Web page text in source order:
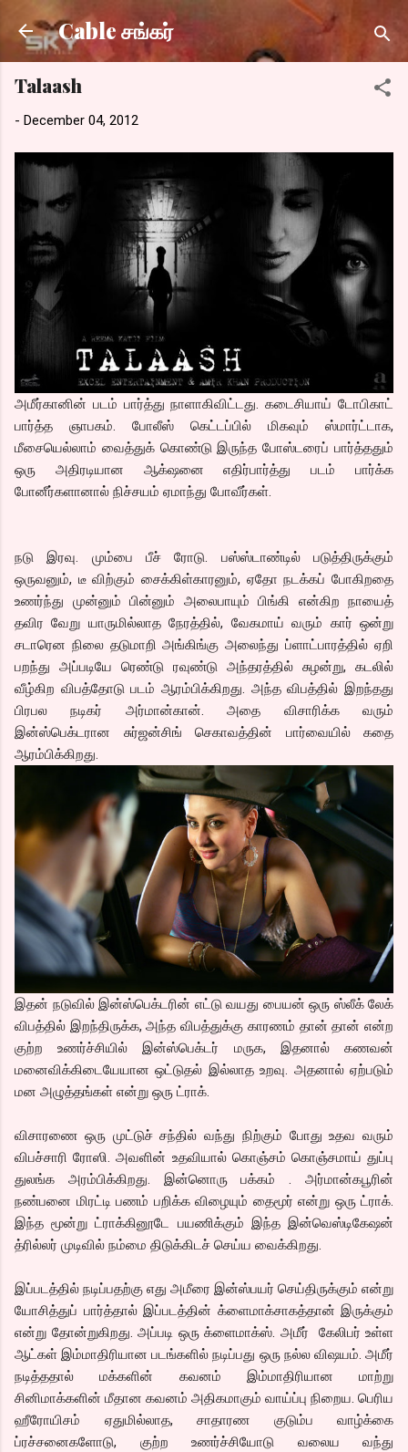
Skip to main content
Cable சங்கர்
Talaash
- December 04, 2012
அமீர்கானின் படம் பார்த்து நாளாகிவிட்டது. கடைசியாய் டோபிகாட்
பார்த்த ஞாபகம். போலீஸ் கெட்டப்பில் மிகவும் ஸ்மார்ட்டாக,
மீசையெல்லாம் வைத்துக் கொண்டு இருந்த போஸ்டரைப் பார்த்ததும்
ஒரு அதிரடியான ஆக்‌ஷனை எதிர்பார்த்து படம் பார்க்க
போனீர்களானால் நிச்சயம் ஏமாந்து போவீர்கள்.
நடு இரவு. மும்பை பீச் ரோடு. பஸ்ஸ்டாண்டில் படுத்திருக்கும்
ஒருவனும், டீ விற்கும் சைக்கிள்காரனும், ஏதோ நடக்கப் போகிறதை
உணர்ந்து முன்னும் பின்னும் அலைபாயும் பிங்கி என்கிற நாயைத்
தவிர வேறு யாருமில்லாத நேரத்தில், வேகமாய் வரும் கார் ஒன்று
சடாரென நிலை தடுமாறி அங்கிங்கு அலைந்து ப்ளாட்பாரத்தில் ஏறி
பறந்து அப்படியே ரெண்டு ரவுண்டு அந்தரத்தில் சுழன்று, கடலில்
வீழ்கிற விபத்தோடு படம் ஆரம்பிக்கிறது. அந்த விபத்தில் இறந்தது
பிரபல நடிகர் அர்மான்கான். அதை விசாரிக்க வரும்
இன்ஸ்பெக்டரான சுர்ஜன்சிங் செகாவத்தின் பார்வையில் கதை
ஆரம்பிக்கிறது.
இதன் நடுவில் இன்ஸ்பெக்டரின் எட்டு வயது பையன் ஒரு ஸ்லீக் லேக்
விபத்தில் இறந்திருக்க, அந்த விபத்துக்கு காரணம் தான் தான் என்ற
குற்ற உணர்ச்சியில் இன்ஸ்பெக்டர் மருக, இதனால் கணவன்
மனைவிக்கிடையேயான ஒட்டுதல் இல்லாத உறவு. அதனால் ஏற்படும்
மன அழுத்தங்கள் என்று ஒரு ட்ராக்.
விசாரணை ஒரு முட்டுச் சந்தில் வந்து நிற்கும் போது உதவ வரும்
விபச்சாரி ரோஸி. அவளின் உதவியால் கொஞ்சம் கொஞ்சமாய் துப்பு
துலங்க அரம்பிக்கிறது. இன்னொரு பக்கம் . அர்மான்கபூரின்
நண்பனை மிரட்டி பணம் பறிக்க விழையும் தைமூர் என்று ஒரு ட்ராக்.
இந்த மூன்று ட்ராக்கினூடே பயணிக்கும் இந்த இன்வெஸ்டிகேஷன்
த்ரில்லர் முடிவில் நம்மை திடுக்கிடச் செய்ய வைக்கிறது.
இப்படத்தில் நடிப்பதற்கு எது அமீரை இன்ஸ்பயர் செய்திருக்கும் என்று
யோசித்துப் பார்த்தால் இப்படத்தின் க்ளைமாக்சாகத்தான் இருக்கும்
என்று தோன்றுகிறது. அப்படி ஒரு க்ளைமாக்ஸ். அமீர் கேலிபர் உள்ள
ஆட்கள் இம்மாதிரியான படங்களில் நடிப்பது ஒரு நல்ல விஷயம். அமீர்
நடித்ததால் மக்களின் கவனம் இம்மாதிரியான மாற்று
சினிமாக்களின் மீதான கவனம் அதிகமாகும் வாய்ப்பு நிறைய. பெரிய
ஹீரோயிசம் ஏதுமில்லாத, சாதாரண குடும்ப வாழ்க்கை
ப்ரச்சனைகளோடு, குற்ற உணர்ச்சியோடு வலைய வந்து